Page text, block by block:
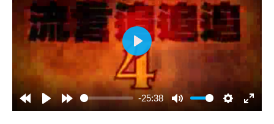
-25:38
播
放